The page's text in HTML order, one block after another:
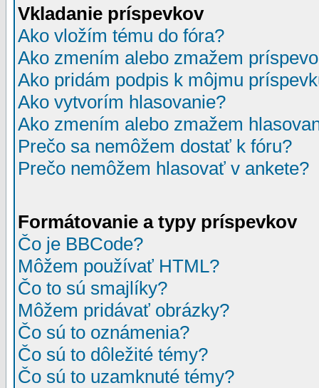
Vkladanie príspevkov
Ako vložím tému do fóra?
Ako zmením alebo zmažem
Ako pridám podpis k môjmu
Ako vytvorím hlasovanie?
Ako zmením alebo zmažem
Prečo sa nemôžem dostať k fóru?
Prečo nemôžem hlasovať v ankete?
Formátovanie a typy príspevkov
Čo je BBCode?
Môžem používať HTML?
Čo to sú smajlíky?
Môžem pridávať obrázky?
Čo sú to oznámenia?
Čo sú to dôležité témy?
Čo sú to uzamknuté témy?